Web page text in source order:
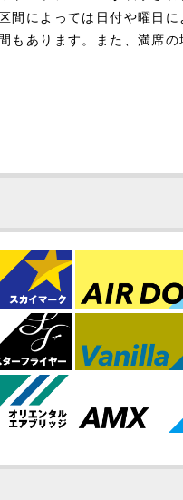
間によっては日付や曜日
もあります。また、満席